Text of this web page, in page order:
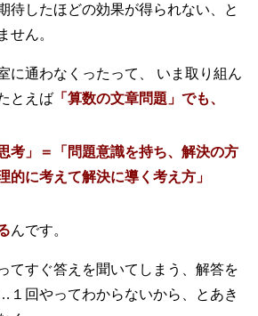
待したほどの効果が得られない、と
せん。
に通わなくったって、 いま取り組ん
とえば 「算数の文章問題」でも、
考」＝「問題意識を持ち、解決の方
的に考えて解決に導く考え方」
んです。
てすぐ答えを聞いてしまう、解答を
１回やってわからないから、とあき